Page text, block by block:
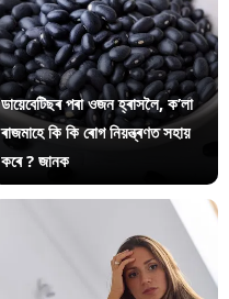
ডায়েবেটিছৰ পৰা ওজন হ্ৰাসলৈ, ক’লা
ৰাজমাহে কি কি ৰোগ নিয়ন্ত্ৰণত সহায়
কৰে ? জানক